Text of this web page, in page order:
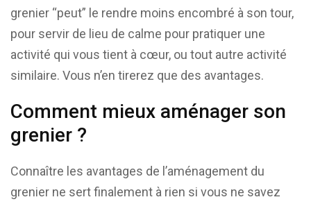
grenier “peut” le rendre moins encombré à son tour,
pour servir de lieu de calme pour pratiquer une
activité qui vous tient à cœur, ou tout autre activité
similaire. Vous n’en tirerez que des avantages.
Comment mieux aménager son
grenier ?
Connaître les avantages de l’aménagement du
grenier ne sert finalement à rien si vous ne savez